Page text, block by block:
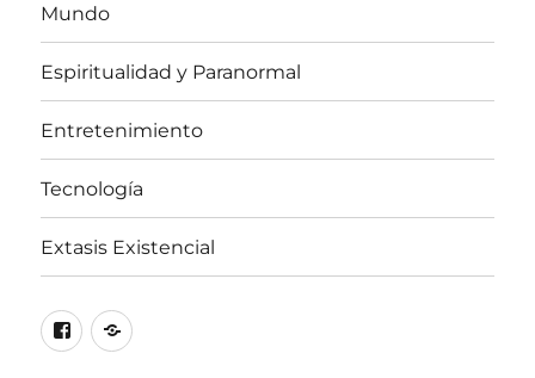
Mundo
Espiritualidad y Paranormal
Entretenimiento
Tecnología
Extasis Existencial
Facebook
X